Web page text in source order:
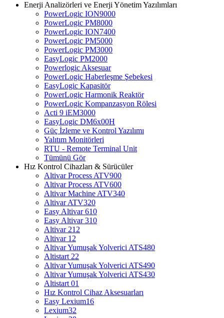
Enerji Analizörleri ve Enerji Yönetim Yazılımları
PowerLogic ION9000
PowerLogic PM8000
PowerLogic ION7400
PowerLogic PM5000
PowerLogic PM3000
EasyLogic PM2000
Powerlogic Aksesuar
PowerLogic Haberleşme Şebekesi
EasyLogic Kapasitör
PowerLogic Harmonik Reaktör
PowerLogic Kompanzasyon Rölesi
Acti 9 iEM3000
EasyLogic DM6x00H
Güç İzleme ve Kontrol Yazılımı
Yalıtım Monitörleri
RTU - Remote Terminal Unit
Tümünü Gör
Hız Kontrol Cihazları & Sürücüler
Altivar Process ATV900
Altivar Process ATV600
Altivar Machine ATV340
Altivar ATV320
Easy Altivar 610
Easy Altivar 310
Altivar 212
Altivar 12
Altivar Yumuşak Yolverici ATS480
Altistart 22
Altivar Yumuşak Yolverici ATS490
Altivar Yumuşak Yolverici ATS430
Altistart 01
Hız Kontrol Cihaz Aksesuarları
Easy Lexium16
Lexium32